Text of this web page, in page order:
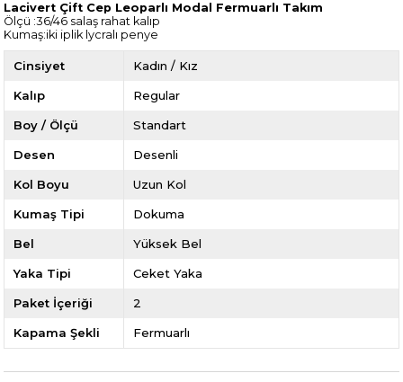
Lacivert Çift Cep Leoparlı Modal Fermuarlı Takım
Ölçü :36/46 salaş rahat kalıp
Kumaş:iki iplik lycralı penye
Cinsiyet Kadın / Kız
Kalıp Regular
Boy / Ölçü Standart
Desen Desenli
Kol Boyu Uzun Kol
Kumaş Tipi Dokuma
Bel Yüksek Bel
Yaka Tipi Ceket Yaka
Paket İçeriği 2
Kapama Şekli Fermuarlı